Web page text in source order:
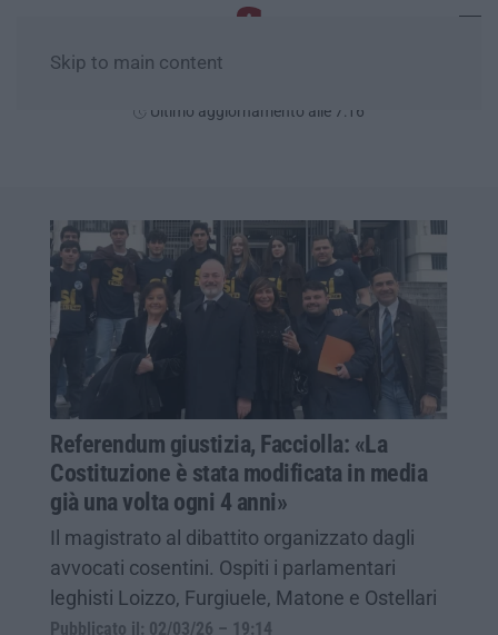
Skip to main content
Ultimo aggiornamento alle 7:16
Referendum giustizia, Facciolla: «La
Costituzione è stata modificata in media
già una volta ogni 4 anni»
Il magistrato al dibattito organizzato dagli
avvocati cosentini. Ospiti i parlamentari
leghisti Loizzo, Furgiuele, Matone e Ostellari
Pubblicato il: 02/03/26 – 19:14